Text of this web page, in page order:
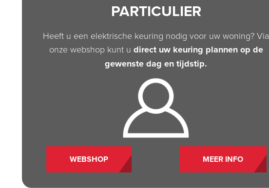
PARTICULIER
Heeft u een elektrische keuring nodig voor uw woning? Via
onze webshop kunt u direct uw keuring plannen op de
gewenste dag en tijdstip.
WEBSHOP MEER INFO